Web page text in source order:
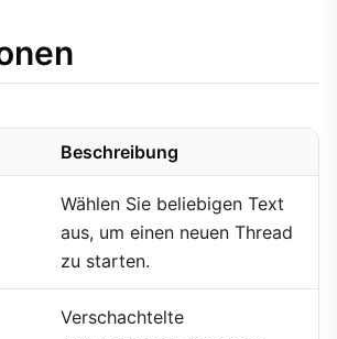
Beschreibung
Wählen Sie beliebigen Text
aus, um einen neuen Thread
zu starten.
Verschachtelte